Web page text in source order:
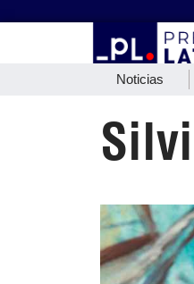
Noticias